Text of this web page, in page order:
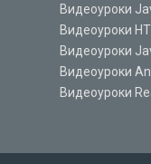
Видеоуроки
Видеоуроки
Видеоуроки
Видеоуроки
Видеоуроки